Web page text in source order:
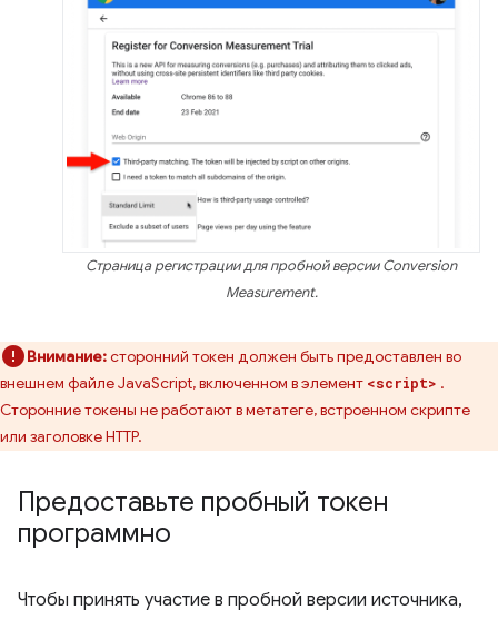
Страница регистрации для пробной версии Conversion
Measurement.
Внимание:сторонний токен должен быть предоставлен во
внешнем файле JavaScript, включенном в элемент <script> .
Сторонние токены не работают в метатеге, встроенном скрипте
или заголовке HTTP.
Предоставьте пробный токен
программно
Чтобы принять участие в пробной версии источника,